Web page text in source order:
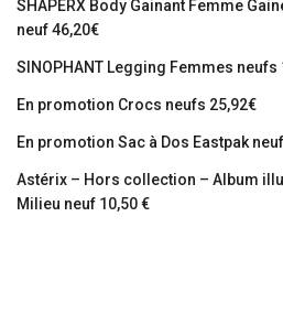
SHAPERX Body Gainant Femme
neuf 46,20€
SINOPHANT Legging Femmes neufs
En promotion Crocs neufs 25,92€
En promotion Sac à Dos Eastpak
Astérix – Hors collection – Album
Milieu neuf 10,50 €